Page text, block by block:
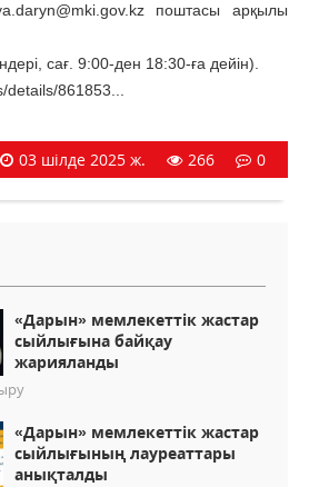
поштасы арқылы
сағ. 9:00-ден 18:30-ға дейін).
861853...
03 шілде 2025 ж. 266 0
«Дарын» мемлекеттік жастар
сыйлығына байқау
жарияланды
«Дарын» мемлекеттік жастар
сыйлығының лауреаттары
анықталды